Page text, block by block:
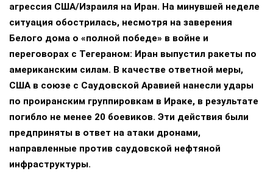
агрессия США/Израиля на Иран. На минувшей неделе
ситуация обострилась, несмотря на заверения
Белого дома о «полной победе» в войне и
переговорах с Тегераном: Иран выпустил ракеты по
американским силам. В качестве ответной меры,
США в союзе с Саудовской Аравией нанесли удары
по проиранским группировкам в Ираке, в результате
погибло не менее 20 боевиков. Эти действия были
предприняты в ответ на атаки дронами,
направленные против саудовской нефтяной
инфраструктуры.